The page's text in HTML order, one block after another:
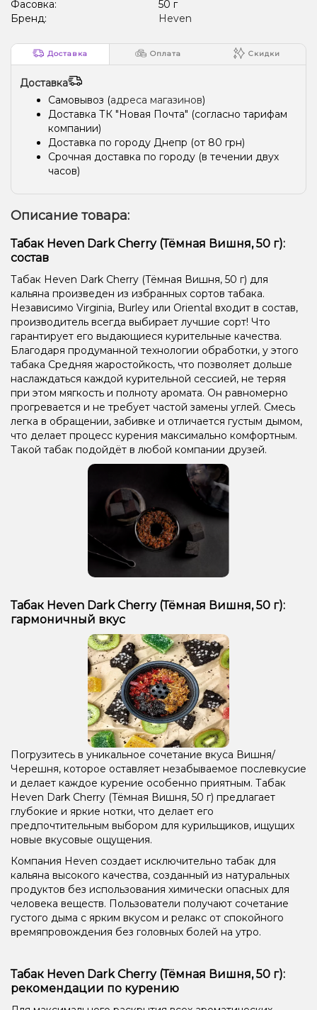
Фасовка:
50 г
Бренд:
Heven
Доставка Оплата Скидки
Доставка
Самовывоз (адреса магазинов)
Доставка ТК "Новая Почта" (согласно тарифам
компании)
Доставка по городу Днепр (от 80 грн)
Срочная доставка по городу (в течении двух
часов)
Описание товара:
Табак Heven Dark Cherry (Тёмная Вишня, 50 г):
состав
Табак Heven Dark Cherry (Тёмная Вишня, 50 г) для
кальяна произведен из избранных сортов табака.
Независимо Virginia, Burley или Oriental входит в состав,
производитель всегда выбирает лучшие сорт! Что
гарантирует его выдающиеся курительные качества.
Благодаря продуманной технологии обработки, у этого
табака Средняя жаростойкость, что позволяет дольше
наслаждаться каждой курительной сессией, не теряя
при этом мягкость и полноту аромата. Он равномерно
прогревается и не требует частой замены углей. Смесь
легка в обращении, забивке и отличается густым дымом,
что делает процесс курения максимально комфортным.
Такой табак подойдёт в любой компании друзей.
Табак Heven Dark Cherry (Тёмная Вишня, 50 г):
гармоничный вкус
Погрузитесь в уникальное сочетание вкуса Вишня/
Черешня, которое оставляет незабываемое послевкусие
и делает каждое курение особенно приятным. Табак
Heven Dark Cherry (Тёмная Вишня, 50 г) предлагает
глубокие и яркие нотки, что делает его
предпочтительным выбором для курильщиков, ищущих
новые вкусовые ощущения.
Компания Heven создает исключительно табак для
кальяна высокого качества, созданный из натуральных
продуктов без использования химически опасных для
человека веществ. Пользователи получают сочетание
густого дыма с ярким вкусом и релакс от спокойного
времяпровождения без головных болей на утро.
Табак Heven Dark Cherry (Тёмная Вишня, 50 г):
рекомендации по курению